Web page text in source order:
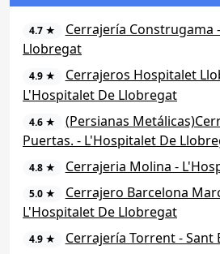
4.7 ★
Cerrajería Construgama
Llobregat
4.9 ★
Cerrajeros Hospitalet
L'Hospitalet De Llobregat
4.6 ★
(Persianas
Puertas. - L'Hospitalet De
4.8 ★ Cerrajeria Molina -
5.0 ★
Cerrajero Barcelona
L'Hospitalet De Llobregat
4.9 ★ Cerrajería Torrent - Sant